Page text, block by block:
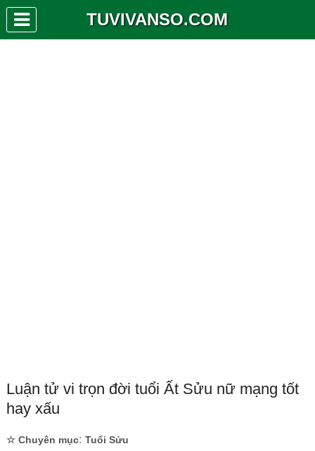
TUVIVANSO.COM
Luận tử vi trọn đời tuổi Ất Sửu nữ mạng tốt
hay xấu
☆ Chuyên mục: Tuổi Sửu